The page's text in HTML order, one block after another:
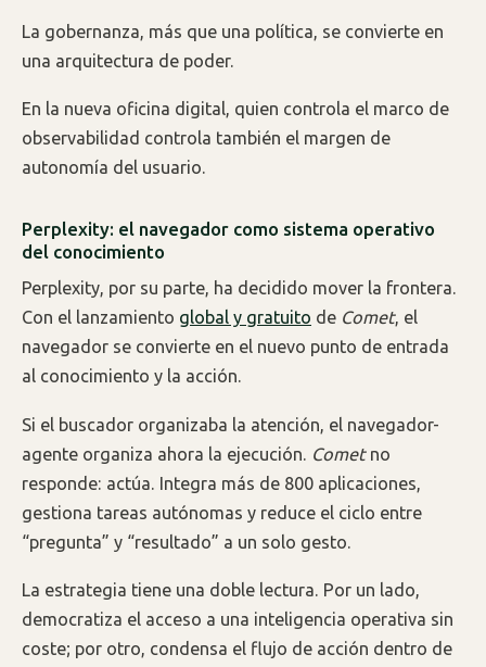
La gobernanza, más que una política, se convierte en
una arquitectura de poder.
En la nueva oficina digital, quien controla el marco de
observabilidad controla también el margen de
autonomía del usuario.
Perplexity: el navegador como sistema operativo
del conocimiento
Perplexity, por su parte, ha decidido mover la frontera.
Con el lanzamiento global y gratuito de Comet, el
navegador se convierte en el nuevo punto de entrada
al conocimiento y la acción.
Si el buscador organizaba la atención, el navegador-
agente organiza ahora la ejecución.
Cometno
responde: actúa. Integra más de 800 aplicaciones,
gestiona tareas autónomas y reduce el ciclo entre
“pregunta” y “resultado” a un solo gesto.
La estrategia tiene una doble lectura. Por un lado,
democratiza el acceso a una inteligencia operativa sin
coste; por otro, condensa el flujo de acción dentro de